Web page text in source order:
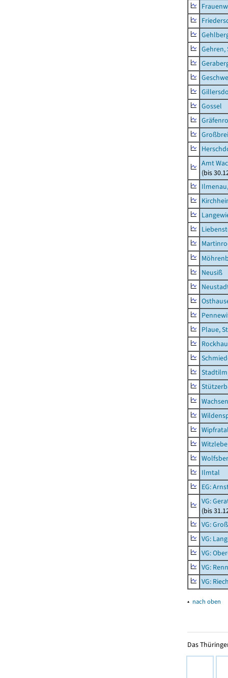
Gehren,
Gossel
Amt
(bis
Neusiß
Plaue,
Ilmtal
EG:
VG:
(bis
VG:
VG:
VG:
VG:
VG:
▴ nach oben
Das